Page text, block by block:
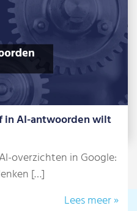
Lees meer »
in AI-antwoorden wilt
overzichten in Google:
[…]
Lees meer »